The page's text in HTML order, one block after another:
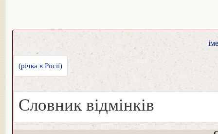
(річка в Росії)
Словник відмінків